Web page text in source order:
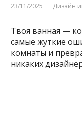
23/11/2025 Дизайн
Твоя ванная —
самые жуткие
комнаты и
никаких